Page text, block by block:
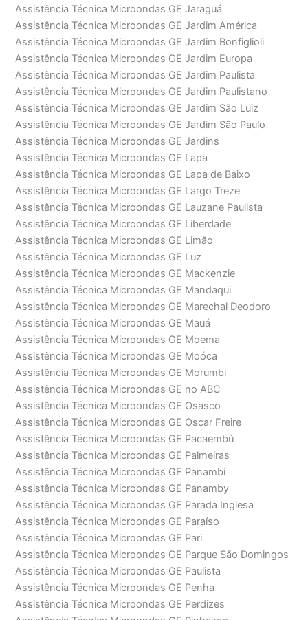
Assistência Técnica Microondas GE Jaraguá
Assistência Técnica Microondas GE Jardim América
Assistência Técnica Microondas GE Jardim Bonfiglioli
Assistência Técnica Microondas GE Jardim Europa
Assistência Técnica Microondas GE Jardim Paulista
Assistência Técnica Microondas GE Jardim Paulistano
Assistência Técnica Microondas GE Jardim São Luiz
Assistência Técnica Microondas GE Jardim São Paulo
Assistência Técnica Microondas GE Jardins
Assistência Técnica Microondas GE Lapa
Assistência Técnica Microondas GE Lapa de Baixo
Assistência Técnica Microondas GE Largo Treze
Assistência Técnica Microondas GE Lauzane Paulista
Assistência Técnica Microondas GE Liberdade
Assistência Técnica Microondas GE Limão
Assistência Técnica Microondas GE Luz
Assistência Técnica Microondas GE Mackenzie
Assistência Técnica Microondas GE Mandaqui
Assistência Técnica Microondas GE Marechal Deodoro
Assistência Técnica Microondas GE Mauá
Assistência Técnica Microondas GE Moema
Assistência Técnica Microondas GE Moóca
Assistência Técnica Microondas GE Morumbi
Assistência Técnica Microondas GE no ABC
Assistência Técnica Microondas GE Osasco
Assistência Técnica Microondas GE Oscar Freire
Assistência Técnica Microondas GE Pacaembú
Assistência Técnica Microondas GE Palmeiras
Assistência Técnica Microondas GE Panambi
Assistência Técnica Microondas GE Panamby
Assistência Técnica Microondas GE Parada Inglesa
Assistência Técnica Microondas GE Paraíso
Assistência Técnica Microondas GE Pari
Assistência Técnica Microondas GE Parque São Domingos
Assistência Técnica Microondas GE Paulista
Assistência Técnica Microondas GE Penha
Assistência Técnica Microondas GE Perdizes